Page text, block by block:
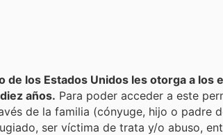
de los Estados Unidos les otorga a
años. Para poder acceder a este
de la familia (cónyuge, hijo o padre
ser víctima de trata y/o abuso,